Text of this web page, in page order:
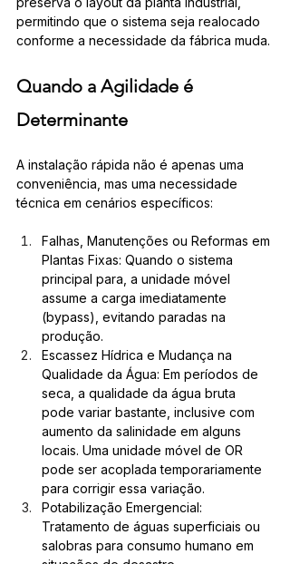
permitindo que o sistema seja realocado
conforme a necessidade da fábrica muda.
Quando a Agilidade é
Determinante
A instalação rápida não é apenas uma
conveniência, mas uma necessidade
técnica em cenários específicos:
Falhas, Manutenções ou Reformas em
Plantas Fixas: Quando o sistema
principal para, a unidade móvel
assume a carga imediatamente
(bypass), evitando paradas na
produção.
Escassez Hídrica e Mudança na
Qualidade da Água: Em períodos de
seca, a qualidade da água bruta
pode variar bastante, inclusive com
aumento da salinidade em alguns
locais. Uma unidade móvel de OR
pode ser acoplada temporariamente
para corrigir essa variação.
Potabilização Emergencial:
Tratamento de águas superficiais ou
salobras para consumo humano em